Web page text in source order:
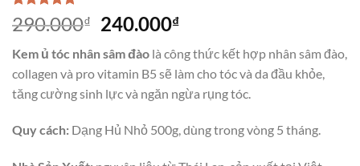
5.00trên 5
dựa trên
4
290.000₫ 240.000₫
Kem ủ tóc nhân sâm đào là công thức kết hợp nhân sâm đào,
collagen và pro vitamin B5 sẽ làm cho tóc và da đầu khỏe,
tăng cường sinh lực và ngăn ngừa rụng tóc.
Quy cách: Dạng Hủ Nhỏ 500g, dùng trong vòng 5 tháng.